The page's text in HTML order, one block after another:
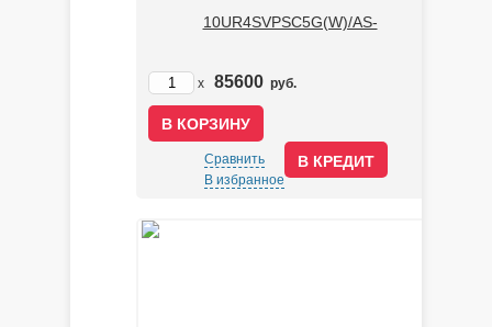
x 85600 руб.
В КРЕДИТ
Сравнить
В избранное